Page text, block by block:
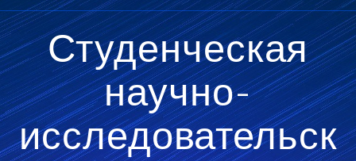
Студенческая
научно-
исследовательск